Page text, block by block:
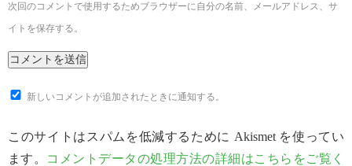
次回のコメントで使用するためブラウザーに自分の名前、メールアドレス、サ
イトを保存する。
新しいコメントが追加されたときに通知する。
このサイトはスパムを低減するために Akismet を使ってい
ます。 コメントデータの処理方法の詳細はこちらをご覧く